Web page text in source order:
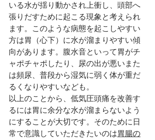
いる水が揺り動かされ上衝し、頭部へ
張りだすために起こる現象と考えられ
ます。このような病態を起こしやすい
方は胃（心下）に水が溜まりやすい傾
向があります。腹水音といって胃がチ
ャポチャポしたり、尿の出が悪いまた
は頻尿、普段から湿気に弱く体が重だ
るくなりやすいなども。
以上のことから、低気圧頭痛を改善す
るには胃に余分な水が溜まらないよう
にすることが大切です。そのために日
常で意識していただきたいのは胃腸の